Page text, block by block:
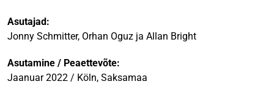
Asutajad:
Jonny Schmitter, Orhan Oguz ja Allan Bright
Asutamine / Peaettevõte:
Jaanuar 2022 / Köln, Saksamaa